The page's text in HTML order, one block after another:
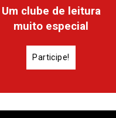
Um clube de leitura
muito especial
Participe!